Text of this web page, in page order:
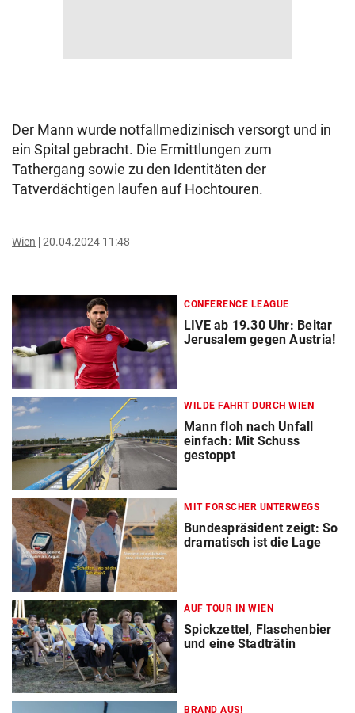
Der Mann wurde notfallmedizinisch versorgt und in
ein Spital gebracht. Die Ermittlungen zum
Tathergang sowie zu den Identitäten der
Tatverdächtigen laufen auf Hochtouren.
Wien 20.04.2024 11:48
CONFERENCE LEAGUE
LIVE ab 19.30 Uhr: Beitar
Jerusalem gegen Austria!
WILDE FAHRT DURCH WIEN
Mann floh nach Unfall
einfach: Mit Schuss
gestoppt
MIT FORSCHER UNTERWEGS
Bundespräsident zeigt: So
dramatisch ist die Lage
AUF TOUR IN WIEN
Spickzettel, Flaschenbier
und eine Stadträtin
BRAND AUS!